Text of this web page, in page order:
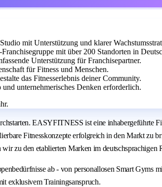
mit Unterstützung und klarer
mit über 200 Standorten in
Unterstützung für Franchisepartner.
für Fitness und Menschen.
das Fitnesserlebnis deiner Community.
unternehmerisches Denken erforderlich.
EASYFITNESS ist eine inhabergeführte
Fitnesskonzepte erfolgreich in den Markt zu
zu den etablierten Marken im deutschsprachigen
ab - von personallosen Smart
exklusivem Trainingsanspruch.